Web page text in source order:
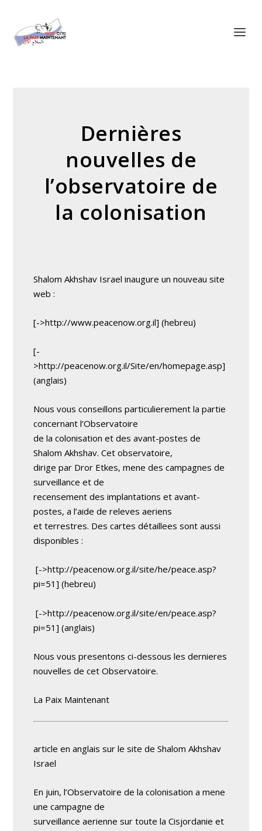
Dernières
nouvelles de
l’observatoire de
la colonisation
Shalom Akhshav Israel inaugure un nouveau site
web :
[->http://www.peacenow.org.il] (hebreu)
[-
>http://peacenow.org.il/Site/en/homepage.asp]
(anglais)
Nous vous conseillons particulierement la partie
concernant l’Observatoire
de la colonisation et des avant-postes de
Shalom Akhshav. Cet observatoire,
dirige par Dror Etkes, mene des campagnes de
surveillance et de
recensement des implantations et avant-
postes, a l’aide de releves aeriens
et terrestres. Des cartes détaillees sont aussi
disponibles :
[->http://peacenow.org.il/site/he/peace.asp?
pi=51] (hebreu)
[->http://peacenow.org.il/site/en/peace.asp?
pi=51] (anglais)
Nous vous presentons ci-dessous les dernieres
nouvelles de cet Observatoire.
La Paix Maintenant
article en anglais sur le site de Shalom Akhshav
Israel
En juin, l’Observatoire de la colonisation a mene
une campagne de
surveillance aerienne sur toute la Cisjordanie et